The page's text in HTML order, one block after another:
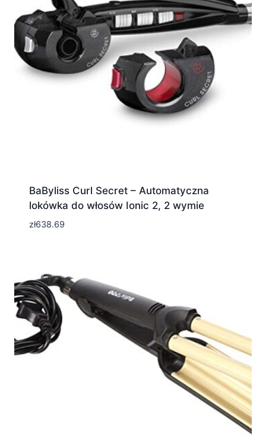
BaByliss Curl Secret – Automatyczna
lokówka do włosów Ionic 2, 2 wymie
zł638.69